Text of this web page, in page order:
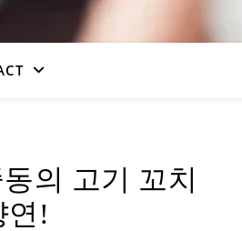
의 고기 꼬치
연!